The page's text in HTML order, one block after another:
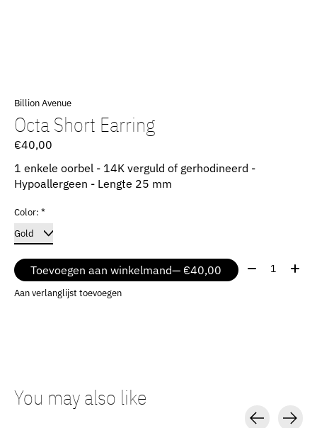
Billion Avenue
Octa Short Earring
€40,00
1 enkele oorbel - 14K verguld of gerhodineerd -
Hypoallergeen - Lengte 25 mm
Color: *
Toevoegen aan winkelmand — €40,00 Aantal:
Aan verlanglijst toevoegen
You may also like